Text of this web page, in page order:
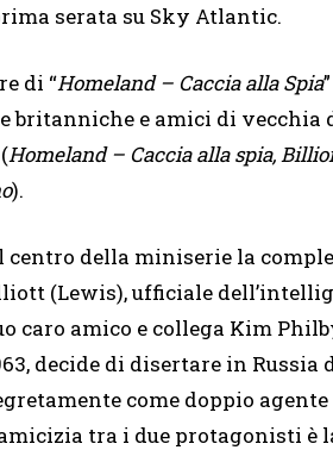
serata su Sky Atlantic.
di “Homeland – Caccia alla Spia”
britanniche e amici di vecchia
(Homeland – Caccia alla spia,
).
centro della miniserie la
(Lewis), ufficiale
caro amico e collega Kim
decide di disertare in
come doppio agente
tra i due protagonisti è